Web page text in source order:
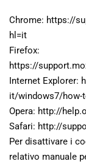
Chrome: https://
hl=it
Firefox:
https://
Internet Explorer:
it/windows7/how-
Opera: http://
Safari: http://
Per disattivare i
relativo manuale